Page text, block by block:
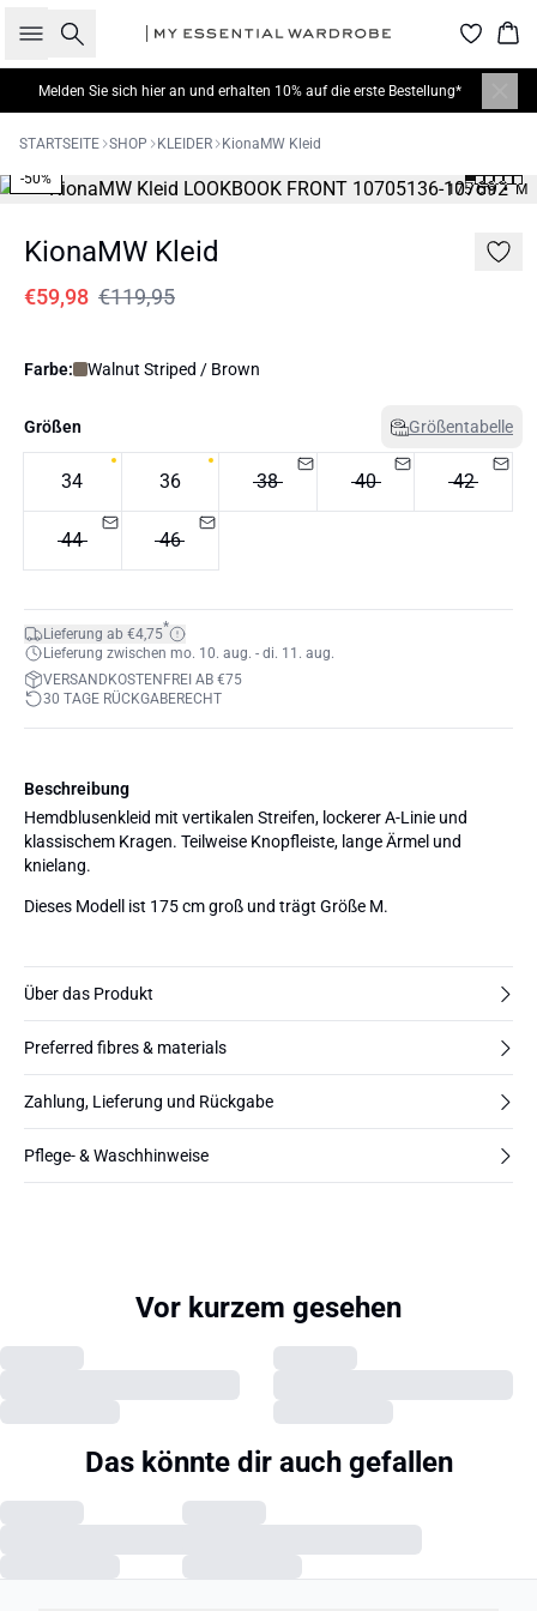
Suche
Melden Sie sich hieran und erhalten 10% auf die erste Bestellung*
STARTSEITE SHOP KLEIDER KionaMW Kleid
175 cm • M
-50%
KionaMW Kleid
€59,98 €119,95
Farbe: Walnut Striped / Brown
Größen Größentabelle
34 36 38 40 42
44 46
Lieferung ab €4,75*
Lieferung zwischen mo. 10. aug. - di. 11. aug.
VERSANDKOSTENFREI AB €75
30 TAGE RÜCKGABERECHT
Beschreibung
Hemdblusenkleid mit vertikalen Streifen, lockerer A-Linie und
klassischem Kragen. Teilweise Knopfleiste, lange Ärmel und
knielang.
Dieses Modell ist 175 cm groß und trägt Größe M.
Über das Produkt
Preferred fibres & materials
Zahlung, Lieferung und Rückgabe
Pflege- & Waschhinweise
Vor kurzem gesehen
Das könnte dir auch gefallen